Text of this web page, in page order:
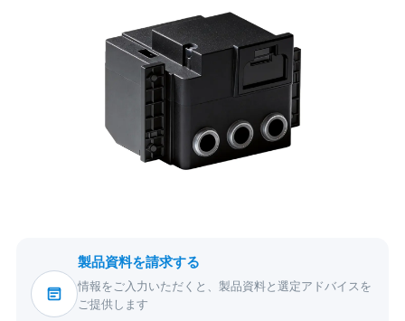
製品資料を請求する
情報をご入力いただくと、製品資料と選定アドバイスを
ご提供します